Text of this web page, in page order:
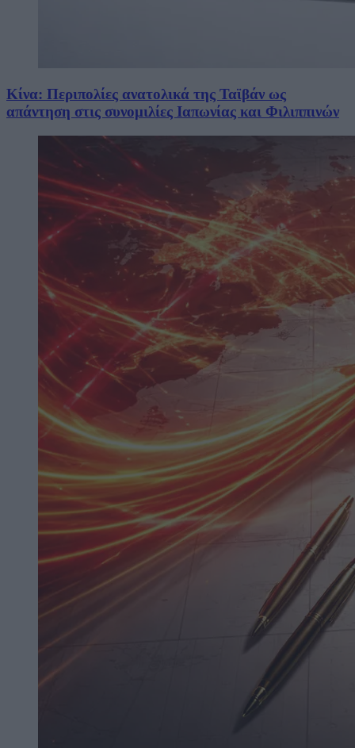
Κίνα: Περιπολίες ανατολικά της Ταϊβάν ως
απάντηση στις συνομιλίες Ιαπωνίας και Φιλιππινών